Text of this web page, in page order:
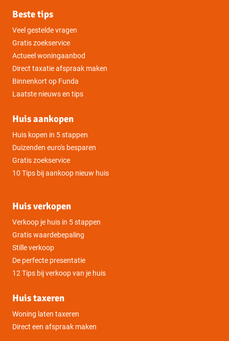
Beste tips
Veel gestelde vragen
Gratis zoekservice
Actueel woningaanbod
Direct taxatie afspraak maken
Binnenkort op Funda
Laatste nieuws en tips
Huis aankopen
Huis kopen in 5 stappen
Duizenden euro's besparen
Gratis zoekservice
10 Tips bij aankoop nieuw huis
Huis verkopen
Verkoop je huis in 5 stappen
Gratis waardebepaling
Stille verkoop
De perfecte presentatie
12 Tips bij verkoop van je huis
Huis taxeren
Woning laten taxeren
Direct een afspraak maken